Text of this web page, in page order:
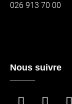
026 913 70 00
Nous suivre